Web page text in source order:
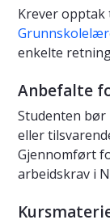
Krever
enkelte
Anbefalte
Studenten
eller
Gjennomført
arbeidskrav i